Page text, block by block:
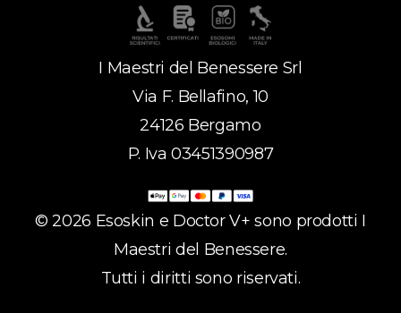
I Maestri del Benessere Srl
Via F. Bellafino, 10
24126 Bergamo
P. Iva 03451390987
©2026 Esoskin e Doctor V+ sono prodotti I
Maestri del Benessere.
Tutti i diritti sono riservati.